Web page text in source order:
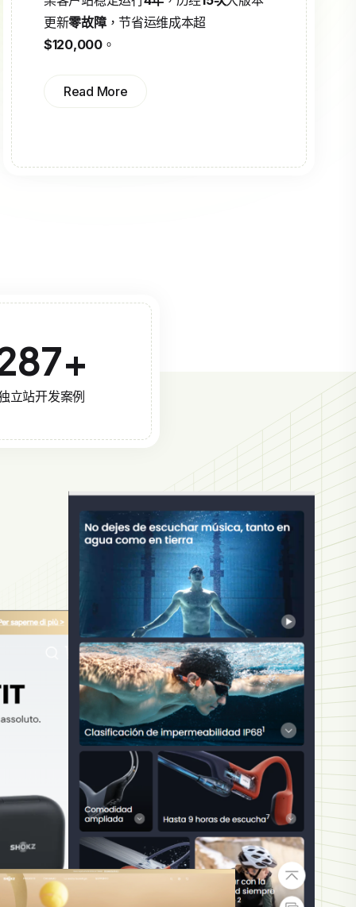
更新零故障，节省运维成本超
$120,000。
Read More
+
立站开发案例